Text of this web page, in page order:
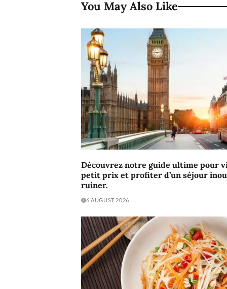
You May Also Like
Découvrez notre guide ultime pour
petit prix et profiter d’un séjour
ruiner.
6 AUGUST 2026